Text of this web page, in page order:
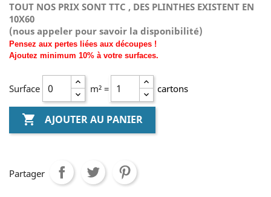
TOUT NOS PRIX SONT TTC , DES PLINTHES EXISTENT EN
10X60
(nous appeler pour savoir la disponibilité)
Pensez aux pertes liées aux découpes !
Ajoutez minimum 10% à votre surfaces.
Surface m² = cartons
 AJOUTER AU PANIER
Partager